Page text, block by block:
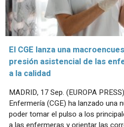
El CGE lanza una
presión asistencial de las
a la calidad
MADRID, 17 Sep. (EUROPA
Enfermería (CGE) ha lanzado una
poder tomar el pulso a los